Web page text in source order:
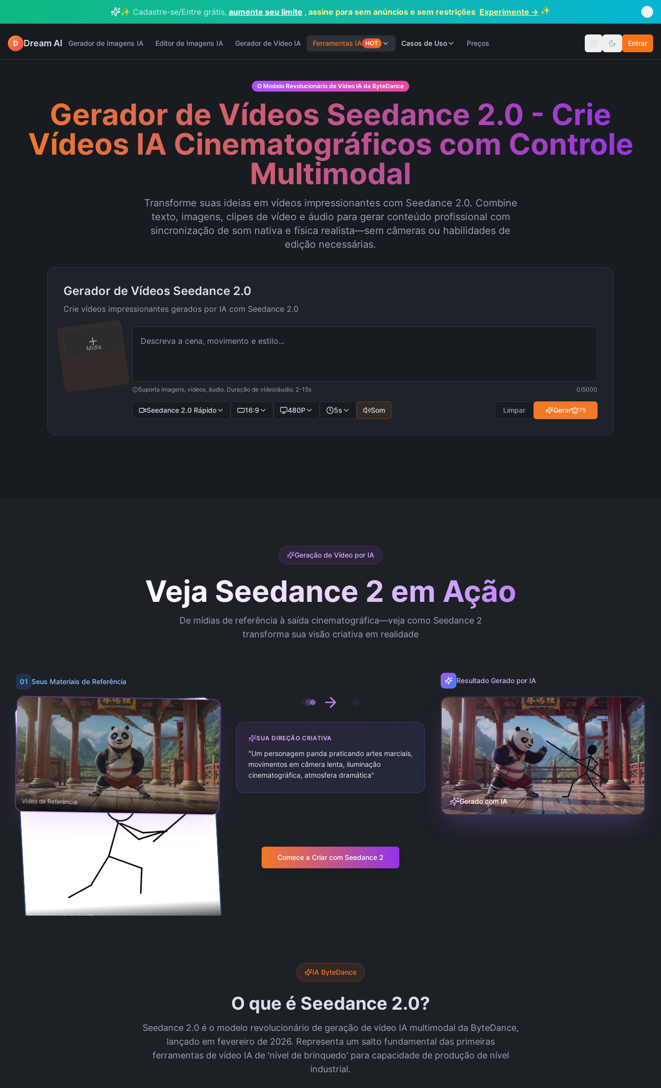
✨ Cadastre-se/Entre grátis, aumente seu limite , assine para sem anúncios e sem restrições Experimente → ✨
D Dream AI Gerador de Imagens IA Editor de Imagens IA Gerador de Vídeo IA Ferramentas IA HOT Casos de Uso Preços Mudar idiomaEntrar
O Modelo Revolucionário de Vídeo IA da ByteDance
Gerador de Vídeos Seedance 2.0 - Crie
Vídeos IA Cinematográficos com Controle
Multimodal
Transforme suas ideias em vídeos impressionantes com Seedance 2.0. Combine
texto, imagens, clipes de vídeo e áudio para gerar conteúdo profissional com
sincronização de som nativa e física realista—sem câmeras ou habilidades de
edição necessárias.
Gerador de Vídeos Seedance 2.0
Crie vídeos impressionantes gerados por IA com Seedance 2.0
Mídia
Suporta imagens, vídeos, áudio. Duração de vídeo/áudio: 2-15s 0/5000
Seedance 2.0 Rápido 16:9 480P 5s Som Limpar Gerar 75
Geração de Vídeo por IA
Veja Seedance 2 em Ação
De mídias de referência à saída cinematográfica—veja como Seedance 2
transforma sua visão criativa em realidade
01 Seus Materiais de Referência
Imagem de Referência
Vídeo de Referência
SUA DIREÇÃO CRIATIVA
"Um personagem panda praticando artes marciais,
movimentos em câmera lenta, iluminação
cinematográfica, atmosfera dramática"
Resultado Gerado por IA
Gerado com IA
Comece a Criar com Seedance 2
IA ByteDance
O que é Seedance 2.0?
Seedance 2.0 é o modelo revolucionário de geração de vídeo IA multimodal da ByteDance,
lançado em fevereiro de 2026. Representa um salto fundamental das primeiras
ferramentas de vídeo IA de 'nível de brinquedo' para capacidade de produção de nível
industrial.